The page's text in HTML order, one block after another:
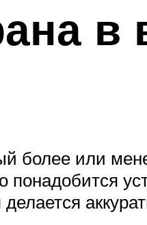
в
более или
понадобится